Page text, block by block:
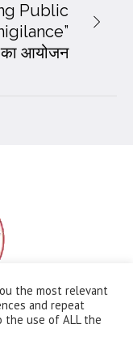
Public
का आयोजन
Meera Girls
the most relevant
and repeat
the use of ALL the